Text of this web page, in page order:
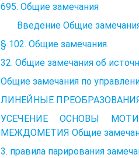
695. Общие замечания
Введение Общие
§ 102. Общие замечания.
32. Общие замечания об
Общие замечания по
ЛИНЕЙНЫЕ
УСЕЧЕНИЕ ОСНОВЫ
МЕЖДОМЕТИЯ Общие
3. правила парирования